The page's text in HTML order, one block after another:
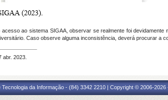
ao sistema SIGAA, observar se realmente foi
Caso observe alguma inconsistência, deverá procurar a
abr. 2023.
Tecnologia da Informação - (84) 3342 2210 | Copyright © 2006-